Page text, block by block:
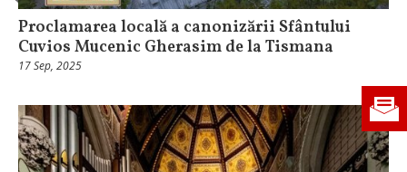
Proclamarea locală a canonizării Sfântului
Cuvios Mucenic Gherasim de la Tismana
17 Sep, 2025